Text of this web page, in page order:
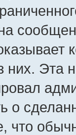
них. Эта
о
что